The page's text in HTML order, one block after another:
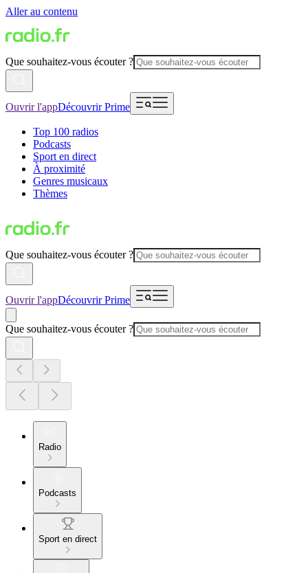
Aller au contenu
Que souhaitez-vous écouter ?
Ouvrir l'appDécouvrir Prime
Top 100 radios
Podcasts
Sport en direct
À proximité
Genres musicaux
Thèmes
Que souhaitez-vous écouter ?
Ouvrir l'appDécouvrir Prime
Que souhaitez-vous écouter ?
Radio
Podcasts
Sport en direct